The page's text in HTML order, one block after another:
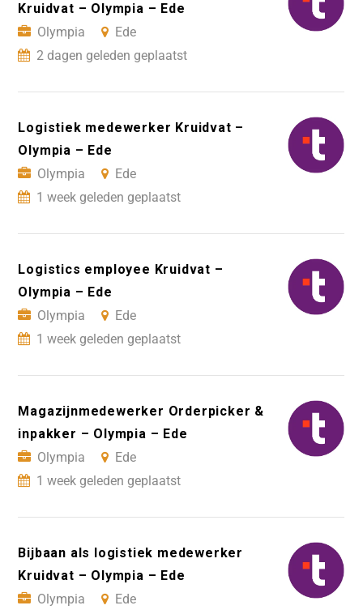
Kruidvat – Olympia – Ede
Olympia
Ede
2 dagen geleden geplaatst
Logistiek medewerker Kruidvat –
Olympia – Ede
Olympia
Ede
1 week geleden geplaatst
Logistics employee Kruidvat –
Olympia – Ede
Olympia
Ede
1 week geleden geplaatst
Magazijnmedewerker Orderpicker &
inpakker – Olympia – Ede
Olympia
Ede
1 week geleden geplaatst
Bijbaan als logistiek medewerker
Kruidvat – Olympia – Ede
Olympia
Ede